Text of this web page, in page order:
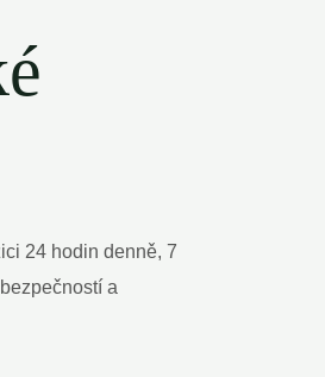
24 hodin denně, 7
a